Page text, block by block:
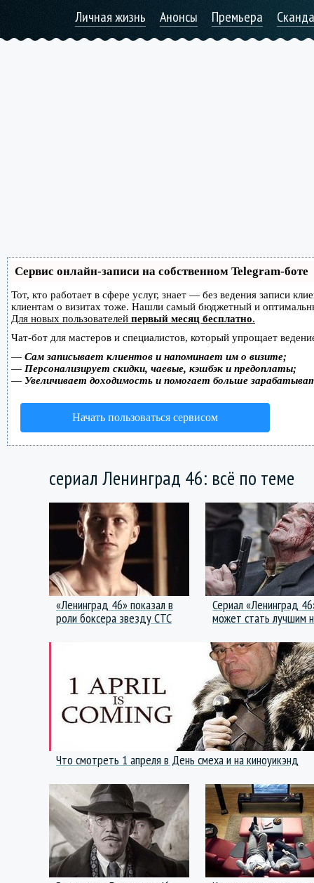
Личная жизнь Анонсы Премьера
Сервис онлайн-записи на собственном Telegram-боте
Тот, кто работает в сфере услуг, знает — без ведения записи
клиентам о визитах тоже. Нашли самый бюджетный и
Для новых пользователей первый месяц бесплатно.
Чат-бот для мастеров и специалистов, который упрощает
— Сам записывает клиентов и напоминает им о визите;
— Персонализирует скидки, чаевые, кэшбэк и предоплаты;
— Увеличивает доходимость и помогает больше
Начать пользоваться сервисом
сериал Ленинград 46: всё по теме
«Ленинград 46» показал в
роли боксера звезду СТС
Сериал «Ленинград
может стать лучшим
Что смотреть 1 апреля в День смеха и на киноуикэнд